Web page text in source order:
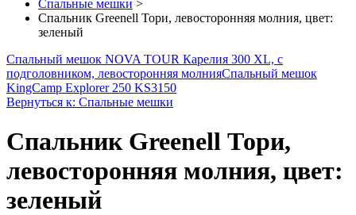
Спальные мешки >
Спальник Greenell Тори, левосторонняя молния, цвет:
зеленый
Спальный мешок NOVA TOUR Карелия 300 XL, с
подголовником, левосторонняя молнияСпальный мешок
KingCamp Explorer 250 KS3150
Вернуться к: Спальные мешки
Спальник Greenell Тори,
левосторонняя молния, цвет:
зеленый